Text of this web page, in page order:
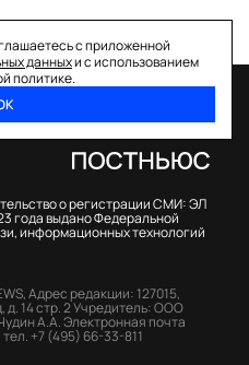
с приложенной
данныхи с использованием
политике.
о регистрации СМИ: ЭЛ
года выдано Федеральной
информационных технологий
Адрес редакции: 127015,
14 стр. 2Учредитель: ООО
А.А.Электронная почта
тел. +7 (495) 66-33-811